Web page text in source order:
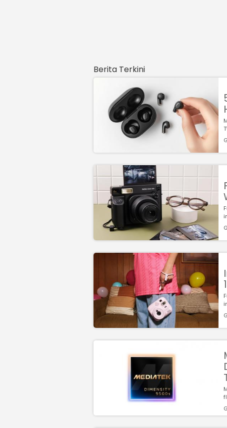
Berita Terkini